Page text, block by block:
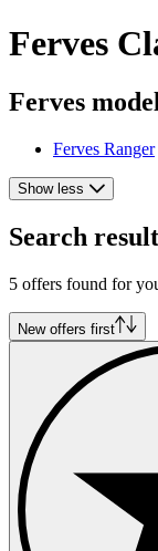
Ferves
Ferves
Ferves Ranger
Show less
Search
5 offers found for
New offers first